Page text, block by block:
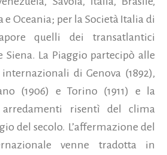
Oceania; per la Società Italia di
quelli dei transatlantici
Siena. La Piaggio partecipò alle
di Genova (1892),
(1906) e Torino (1911) e la
risentì del clima
del secolo. L’affermazione del
venne tradotta in